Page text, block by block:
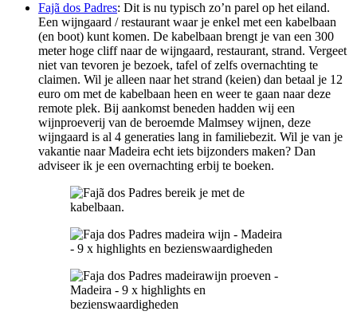
Fajã dos Padres: Dit is nu typisch zo’n parel op het eiland.
Een wijngaard / restaurant waar je enkel met een kabelbaan
(en boot) kunt komen. De kabelbaan brengt je van een 300
meter hoge cliff naar de wijngaard, restaurant, strand. Vergeet
niet van tevoren je bezoek, tafel of zelfs overnachting te
claimen. Wil je alleen naar het strand (keien) dan betaal je 12
euro om met de kabelbaan heen en weer te gaan naar deze
remote plek. Bij aankomst beneden hadden wij een
wijnproeverij van de beroemde Malmsey wijnen, deze
wijngaard is al 4 generaties lang in familiebezit. Wil je van je
vakantie naar Madeira echt iets bijzonders maken? Dan
adviseer ik je een overnachting erbij te boeken.